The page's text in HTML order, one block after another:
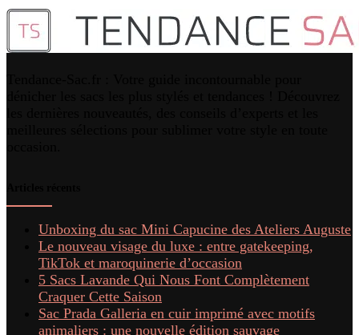
Unboxing du sac Mini Capucine des Ateliers Auguste
Le nouveau visage du luxe : entre gatekeeping,
TikTok et maroquinerie d’occasion
5 Sacs Lavande Qui Nous Font Complètement
Craquer Cette Saison
Sac Prada Galleria en cuir imprimé avec motifs
animaliers : une nouvelle édition sauvage